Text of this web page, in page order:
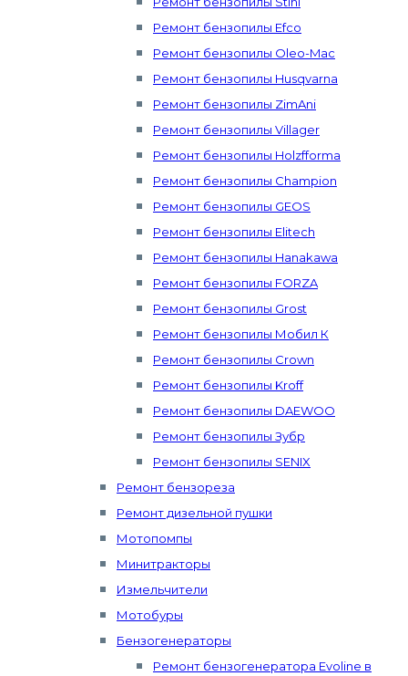
Ремонт бензопилы Efco
Ремонт бензопилы Oleo-Mac
Ремонт бензопилы Husqvarna
Ремонт бензопилы ZimAni
Ремонт бензопилы Villager
Ремонт бензопилы Holzfforma
Ремонт бензопилы Champion
Ремонт бензопилы GEOS
Ремонт бензопилы Elitech
Ремонт бензопилы Hanakawa
Ремонт бензопилы FORZA
Ремонт бензопилы Grost
Ремонт бензопилы Мобил К
Ремонт бензопилы Crown
Ремонт бензопилы Kroff
Ремонт бензопилы DAEWOO
Ремонт бензопилы Зубр
Ремонт бензопилы SENIX
Ремонт бензореза
Ремонт дизельной пушки
Мотопомпы
Минитракторы
Измельчители
Мотобуры
Бензогенераторы
Ремонт бензогенератора Evoline в